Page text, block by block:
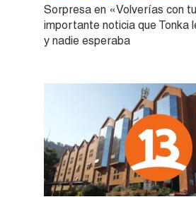
Sorpresa en «Volverías con
importante noticia que Tonka
y nadie esperaba